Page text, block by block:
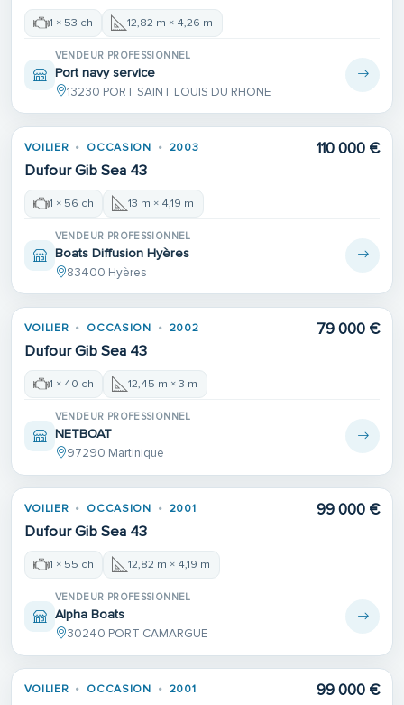
1 × 53 ch 12,82 m × 4,26 m
VENDEUR PROFESSIONNEL
Port navy service
13230 PORT SAINT LOUIS DU RHONE
VOILIER OCCASION 2003
Dufour Gib Sea 43
110 000 €
1 × 56 ch 13 m × 4,19 m
VENDEUR PROFESSIONNEL
Boats Diffusion Hyères
83400 Hyères
VOILIER OCCASION 2002
Dufour Gib Sea 43
79 000 €
1 × 40 ch 12,45 m × 3 m
VENDEUR PROFESSIONNEL
NETBOAT
97290 Martinique
VOILIER OCCASION 2001
Dufour Gib Sea 43
99 000 €
1 × 55 ch 12,82 m × 4,19 m
VENDEUR PROFESSIONNEL
Alpha Boats
30240 PORT CAMARGUE
VOILIER OCCASION 2001 99 000 €